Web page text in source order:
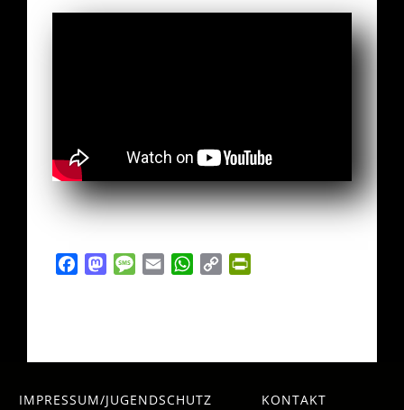
FacebookMastodon
Message
Email WhatsApp
Copy
IMPRESSUM/JUGENDSCHUTZ
KONTAKT